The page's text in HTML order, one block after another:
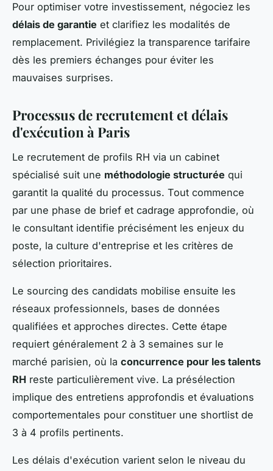
Pour optimiser votre investissement, négociez les
délais de garantie et clarifiez les modalités de
remplacement. Privilégiez la transparence tarifaire
dès les premiers échanges pour éviter les
mauvaises surprises.
Processus de recrutement et délais
d'exécution à Paris
Le recrutement de profils RH via un cabinet
spécialisé suit une méthodologie structurée qui
garantit la qualité du processus. Tout commence
par une phase de brief et cadrage approfondie, où
le consultant identifie précisément les enjeux du
poste, la culture d'entreprise et les critères de
sélection prioritaires.
Le sourcing des candidats mobilise ensuite les
réseaux professionnels, bases de données
qualifiées et approches directes. Cette étape
requiert généralement 2 à 3 semaines sur le
marché parisien, où la concurrence pour les talents
RH reste particulièrement vive. La présélection
implique des entretiens approfondis et évaluations
comportementales pour constituer une shortlist de
3 à 4 profils pertinents.
Les délais d'exécution varient selon le niveau du